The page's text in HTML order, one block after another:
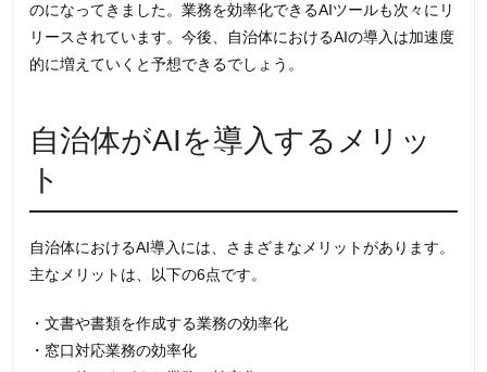
のになってきました。業務を効率化できるAIツールも次々にリ
リースされています。今後、自治体におけるAIの導入は加速度
的に増えていくと予想できるでしょう。
自治体がAIを導入するメリッ
ト
自治体におけるAI導入には、さまざまなメリットがあります。
主なメリットは、以下の6点です。
・文書や書類を作成する業務の効率化
・窓口対応業務の効率化